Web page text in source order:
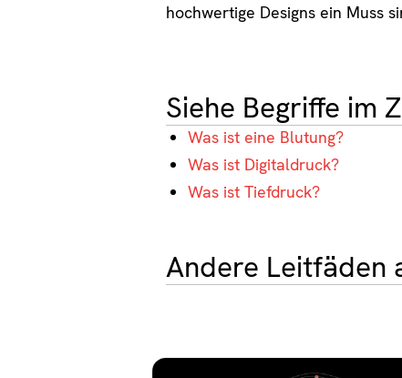
hochwertige Designs ein Muss
Siehe Begriffe im
Was ist eine Blutung?
Was ist Digitaldruck?
Was ist Tiefdruck?
Andere Leitfäden